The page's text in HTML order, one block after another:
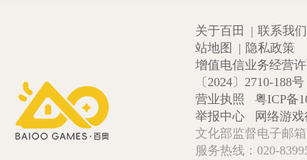
关于百田 | 联系我们
站地图
| 隐私政策
增值电信业务经营
〔2024〕2710-188号
营业执照
粤ICP备
举报中心
网络游
文化部监督电子邮
服务热线：020-